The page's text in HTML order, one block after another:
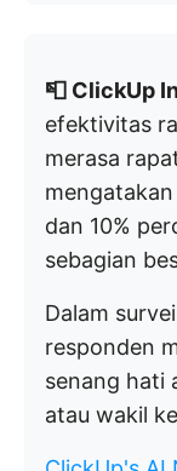
📮 ClickUp
efektivitas
merasa
dan 10%
sebagian
Dalam
responden
senang hati
atau wakil